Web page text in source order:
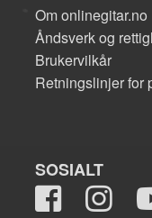
Om onlinegitar.no
Åndsverk og
Brukervilkår
Retningslinjer for
SOSIALT